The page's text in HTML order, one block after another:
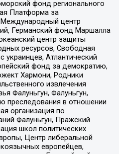
фонд регионального
Платформа за
центр
Германский фонд Маршалла
центр защиты
ресурсов, Свободная
украинцев, Атлантический
фонд за демократию,
Хармони, Родники
извлечения
Фалуньгун, Фалуньгун,
преследования в отношении
организация по
Фалуньгун, Пражский
школ политических
Центр либеральной
европейцев,